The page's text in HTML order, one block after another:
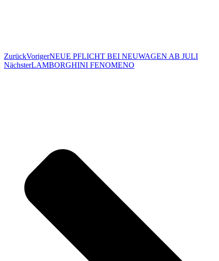
ZurückVorigerNEUE PFLICHT BEI NEUWAGEN AB JULI
NächsterLAMBORGHINI FENOMENO